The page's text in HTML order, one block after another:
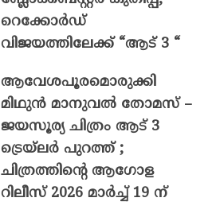
റെക്കോർഡ്
വിജയത്തിലേക്ക് “ആട് 3 “
ആവേശപൂരമൊരുക്കി
മിഥുൻ മാനുവൽ തോമസ് –
ജയസൂര്യ ചിത്രം ആട് 3
ട്രെയ്‌ലർ പുറത്ത് ;
ചിത്രത്തിന്റെ ആഗോള
റിലീസ് 2026 മാർച്ച് 19 ന്